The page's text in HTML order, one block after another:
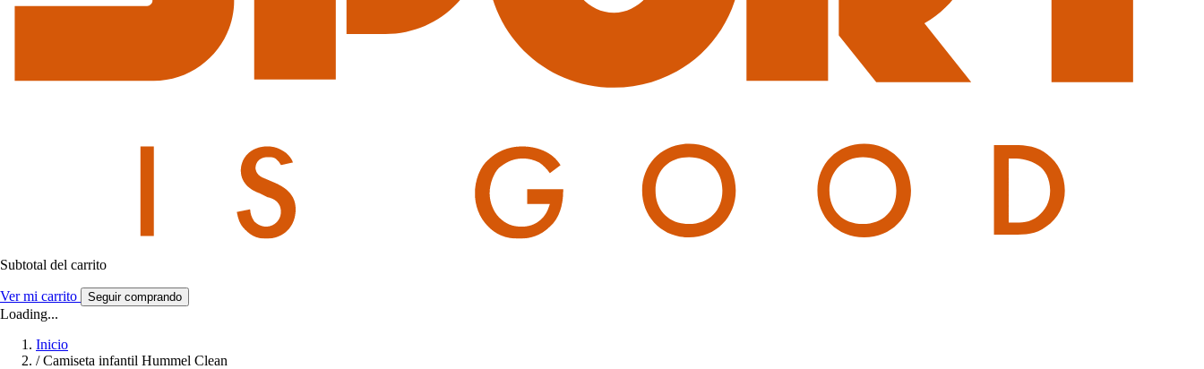
Subtotal del carrito
Ver mi carrito Seguir comprando
Loading...
Inicio
/ Camiseta infantil Hummel Clean